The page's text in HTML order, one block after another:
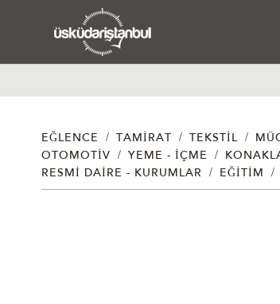
EĞLENCE / TAMIRAT / TEKSTIL /
OTOMOTIV / YEME - İÇME /
RESMI DAIRE - KURUMLAR / EĞITIM /